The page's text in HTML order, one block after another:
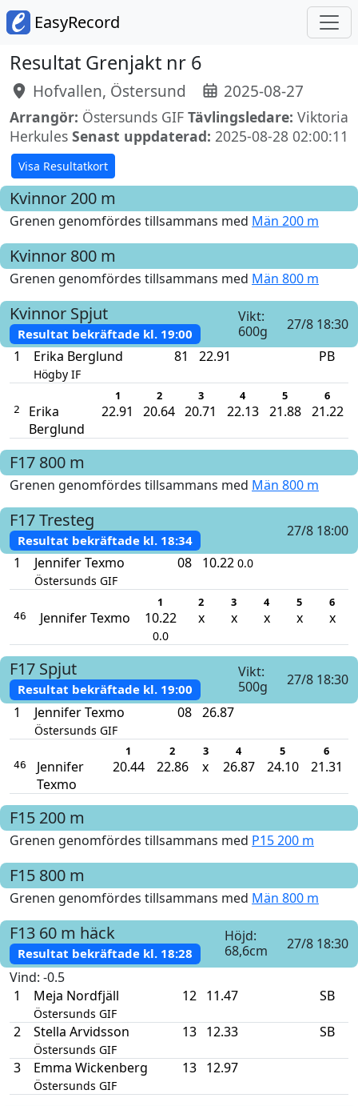
EasyRecord
Resultat Grenjakt nr 6
Hofvallen, Östersund 2025-08-27
Arrangör: Östersunds GIF Tävlingsledare: Viktoria
Herkules Senast uppdaterad: 2025-08-28 02:00:11
Visa Resultatkort
Kvinnor 200 m
Grenen genomfördes tillsammans med Män 200 m
Kvinnor 800 m
Grenen genomfördes tillsammans med Män 800 m
Kvinnor Spjut
Resultat bekräftade kl.19:00
Vikt:
600g
27/8 18:30
1
Erika Berglund
Högby IF
81 22.91 PB
1 2 3 4 5 6
2
Erika
Berglund
22.91 20.64 20.71 22.13 21.88 21.22
F17 800 m
Grenen genomfördes tillsammans med Män 800 m
F17Tresteg
Resultat bekräftade kl.18:34
27/8 18:00
1
Jennifer Texmo
Östersunds GIF
08 10.22 0.0
1 2 3 4 5 6
46 Jennifer Texmo 10.22
0.0
x x x x x
F17 Spjut
Resultat bekräftade kl.19:00
Vikt:
500g
27/8 18:30
1
Jennifer Texmo
Östersunds GIF
08 26.87
1 2 3 4 5 6
46
Jennifer
Texmo
20.44 22.86 x 26.87 24.10 21.31
F15 200 m
Grenen genomfördes tillsammans med P15 200 m
F15 800 m
Grenen genomfördes tillsammans med Män 800 m
F13 60 m häck
Resultat bekräftade kl.18:28
Höjd:
68,6cm
27/8 18:30
Vind: -0.5
1
Meja Nordfjäll
Östersunds GIF
12 11.47 SB
2 Stella Arvidsson
Östersunds GIF
13 12.33 SB
3 Emma Wickenberg
Östersunds GIF
13 12.97